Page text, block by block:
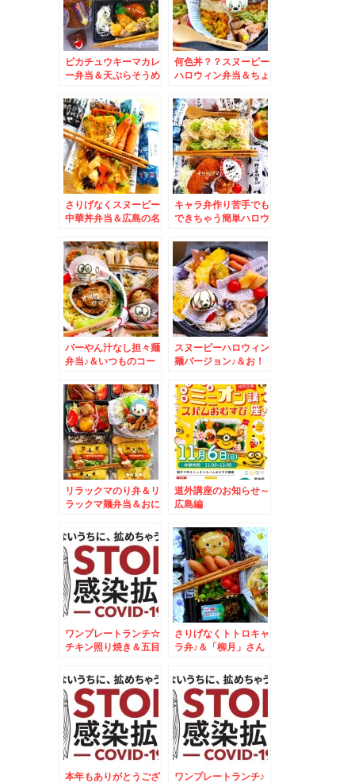
ピカチュウキーマカレ
ー弁当＆天ぷらそうめ
さん「贅沢カズレーザ
ー４」
何色丼？？スヌーピー
ハロウィン弁当＆ちょ
タン♪グラタンの具材
の激オススメ見つけ
た！！！！！！
さりげなくスヌーピー
中華丼弁当＆広島の名
グコース♪満喫☆
キャラ弁作り苦手でも
できちゃう簡単ハロウ
ロウィン弁当♪
パーやん汁なし担々麺
弁当♪＆いつものコー
スヌーピーハロウィン
麺バージョン♪＆お！
と旭川ラーメンの麺だ
ぁ＾＾
リラックマのり弁＆リ
ラックマ麺弁当＆おに
白」の青鬼とザンタレ
と麻婆豆腐と。。。
道外講座のお知らせ～
広島編
ワンプレートランチ☆
チキン照り焼き＆五目
ート☆
さりげなくトトロキャ
ラ弁♪＆「柳月」さん
買えた
ぁ！！！！！！！！
本年もありがとうござ
ワンプレートランチ♪